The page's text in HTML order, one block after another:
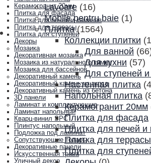
Керамогранит 20мм
Плитка для фасада
Плитка для печей и каминов
Плитка для террасы
Плитка для ступеней
Декоры
Мозаика
Декоративная мозаика
Мозаика из натурального камня
Мозаика для бассейнов
Декоративный камень
Декоративный камень из гипса
Декоративный камень из бетона
3D панели
Ламинат и комплектующие
Ламинат напольный
Кварц-винил SPC
Плинтус напольный
Подложка под ламинат
Сопутствующие товары
Декоративные панели
Искусственная трава
Уличный декор
Lavoare (16)
Mobila pentru baie (1)
Плитка (1564)
Коллекции плитки
Для ванной
Для кухни (57)
Для ступеней
Настенная плитка
Напольная плитка
Керамогранит 20мм
Плитка для фасада
Плитка для печей и
Плитка для террасы
Плитка для